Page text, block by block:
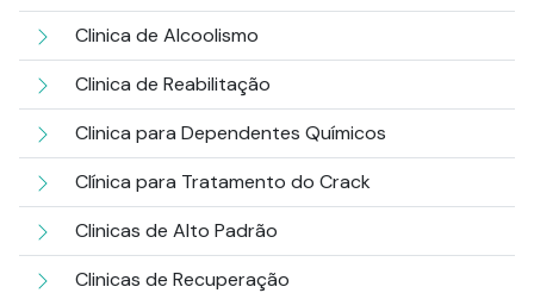
Clinica de Alcoolismo
Clinica de Reabilitação
Clinica para Dependentes Químicos
Clínica para Tratamento do Crack
Clinicas de Alto Padrão
Clinicas de Recuperação